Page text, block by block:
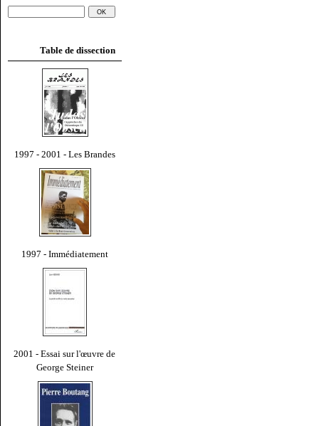
Table de dissection
1997 - 2001 - Les Brandes
1997 - Immédiatement
2001 - Essai sur l'œuvre de
George Steiner